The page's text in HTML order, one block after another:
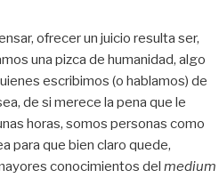
ofrecer un juicio resulta ser,
una pizca de humanidad, algo
escribimos (o hablamos) de
de si merece la pena que le
horas, somos personas como
para que bien claro quede,
conocimientos del medium